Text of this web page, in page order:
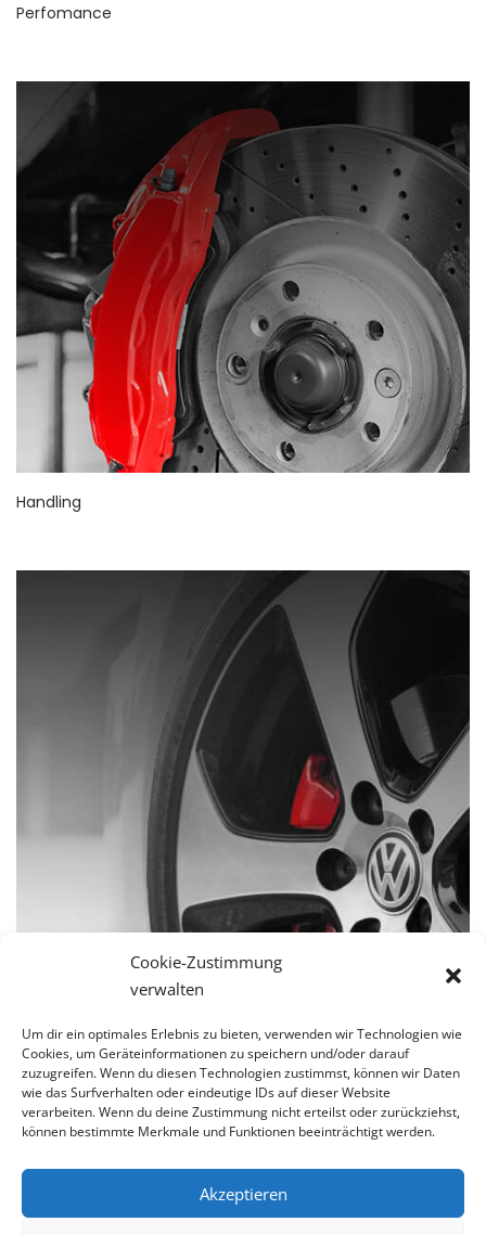
Cookie-Zustimmung
verwalten
Um dir ein optimales Erlebnis zu bieten, verwenden wir Technologien wie
Cookies, um Geräteinformationen zu speichern und/oder darauf
zuzugreifen. Wenn du diesen Technologien zustimmst, können wir Daten
wie das Surfverhalten oder eindeutige IDs auf dieser Website
verarbeiten. Wenn du deine Zustimmung nicht erteilst oder zurückziehst,
können bestimmte Merkmale und Funktionen beeinträchtigt werden.
Akzeptieren
Perfomance
Handling